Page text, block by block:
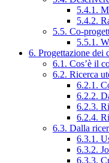
5.4.1.
5.4.2.
5.5. Co-
5.5.1.
6. Progettazione dei
6.1. Cos’è il
6.2. Ricerca
6.2.1.
6.2.2.
6.2.3.
6.2.4.
6.3. Dalla
6.3.1.
6.3.2.
6.3.3.